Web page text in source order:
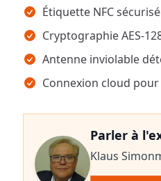
Points clés
Étiquette NFC
Cryptographie AES-
Antenne inviolable
Connexion cloud
Parler à
Klaus